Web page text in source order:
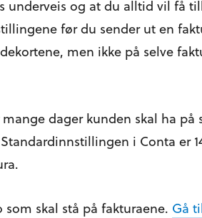
underveis og at du alltid vil få
før du sender ut en
men ikke på selve
dager kunden skal ha på
i Conta er
skal stå på fakturaene. Gå